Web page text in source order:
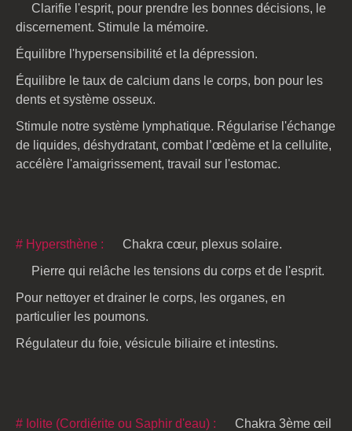
Clarifie l'esprit, pour prendre les bonnes décisions, le
discernement. Stimule la mémoire.
Équilibre l'hypersensibilité et la dépression.
Équilibre le taux de calcium dans le corps, bon pour les
dents et système osseux.
Stimule notre système lymphatique. Régularise l'échange
de liquides, déshydratant, combat l’œdème et la cellulite,
accélère l'amaigrissement, travail sur l'estomac.
# Hypersthène : Chakra cœur, plexus solaire.
Pierre qui relâche les tensions du corps et de l'esprit.
Pour nettoyer et drainer le corps, les organes, en
particulier les poumons.
Régulateur du foie, vésicule biliaire et intestins.
# Iolite (Cordiérite ou Saphir d'eau) : Chakra 3ème œil